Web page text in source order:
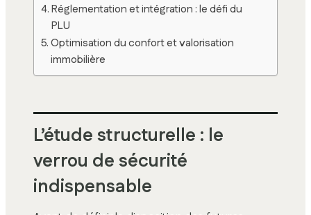
Réglementation et intégration : le défi du
PLU
Optimisation du confort et valorisation
immobilière
L’étude structurelle : le
verrou de sécurité
indispensable